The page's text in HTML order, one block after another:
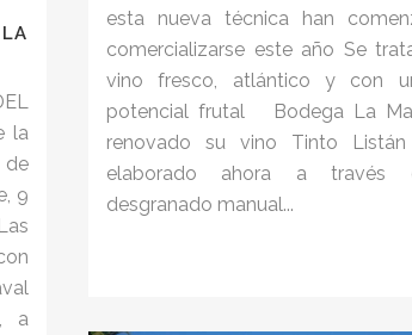
la
9
a
esta nueva técnica han
comercializarse este año Se
vino fresco, atlántico y con
potencial frutal Bodega La
renovado su vino Tinto Listán
elaborado ahora a través
desgranado manual...